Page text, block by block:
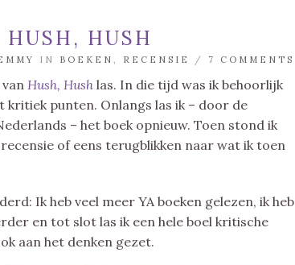
HUSH
IN BOEKEN , RECENSIE / 7 COMMENTS
Hush, Hush las. In die tijd was ik behoorlijk
kritiek punten. Onlangs las ik – door de
– het boek opnieuw. Toen stond ik
of eens terugblikken naar wat ik toen
Ik heb veel meer YA boeken gelezen, ik heb
en tot slot las ik een hele boel kritische
aan het denken gezet.